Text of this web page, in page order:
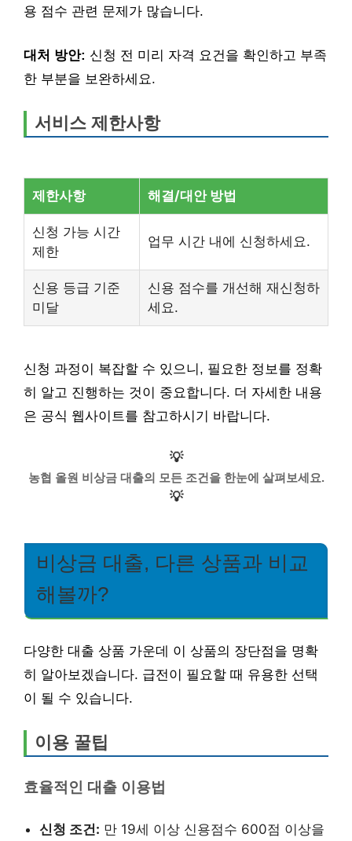
용 점수 관련 문제가 많습니다.
대처 방안: 신청 전 미리 자격 요건을 확인하고 부족
한 부분을 보완하세요.
서비스 제한사항
제한사항 해결/대안 방법
신청 가능 시간
제한
업무 시간 내에 신청하세요.
신용 등급 기준
미달
신용 점수를 개선해 재신청하
세요.
신청 과정이 복잡할 수 있으니, 필요한 정보를 정확
히 알고 진행하는 것이 중요합니다. 더 자세한 내용
은 공식 웹사이트를 참고하시기 바랍니다.
💡
농협 올원 비상금 대출의 모든 조건을 한눈에 살펴보세요.
💡
비상금 대출, 다른 상품과 비교
해볼까?
다양한 대출 상품 가운데 이 상품의 장단점을 명확
히 알아보겠습니다. 급전이 필요할 때 유용한 선택
이 될 수 있습니다.
이용 꿀팁
효율적인 대출 이용법
신청 조건: 만 19세 이상 신용점수 600점 이상을